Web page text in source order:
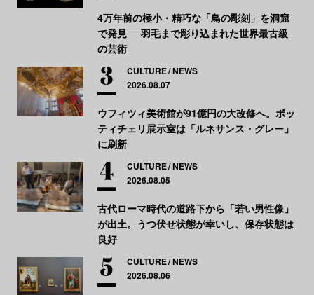
4万年前の極小・精巧な「鳥の彫刻」を洞窟
で発見──羽毛まで彫り込まれた世界最古級
の芸術
CULTURE NEWS
2026.08.07
ウフィツィ美術館が91億円の大改修へ。ボッ
ティチェリ展示室は「ルネサンス・グレー」
に刷新
CULTURE NEWS
2026.08.05
古代ローマ時代の道路下から「若い男性像」
が出土。うつ伏せ状態が幸いし、保存状態は
良好
CULTURE NEWS
2026.08.06